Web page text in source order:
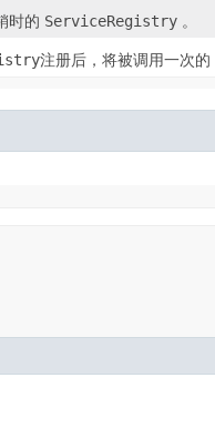
时的 ServiceRegistry 。
注册后，将被调用一次的